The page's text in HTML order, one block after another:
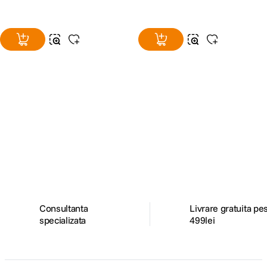
Consultanta
specializata
Livrare gratuita
499lei